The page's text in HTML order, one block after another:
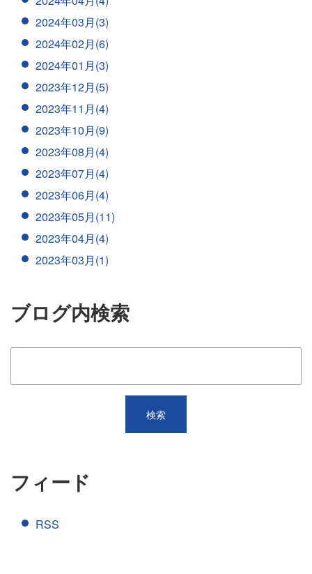
2024年03月(3)
2024年02月(6)
2024年01月(3)
2023年12月(5)
2023年11月(4)
2023年10月(9)
2023年08月(4)
2023年07月(4)
2023年06月(4)
2023年05月(11)
2023年04月(4)
2023年03月(1)
ブログ内検索
フィード
RSS